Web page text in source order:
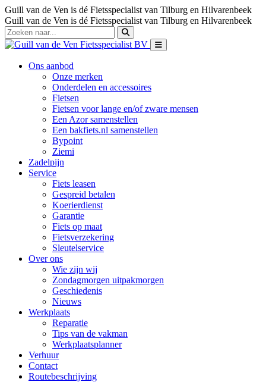
Guill van de Ven is dé Fietsspecialist van Tilburg en Hilvarenbeek
Guill van de Ven is dé Fietsspecialist van Tilburg en Hilvarenbeek
Ons aanbod
Onze merken
Onderdelen en accessoires
Fietsen
Fietsen voor lange en/of zware mensen
Een Azor samenstellen
Een bakfiets.nl samenstellen
Bypoint
Ziemi
Zadelpijn
Service
Fiets leasen
Gespreid betalen
Koerierdienst
Garantie
Fiets op maat
Fietsverzekering
Sleutelservice
Over ons
Wie zijn wij
Zondagmorgen uitpakmorgen
Geschiedenis
Nieuws
Werkplaats
Reparatie
Tips van de vakman
Werkplaatsplanner
Verhuur
Contact
Routebeschrijving